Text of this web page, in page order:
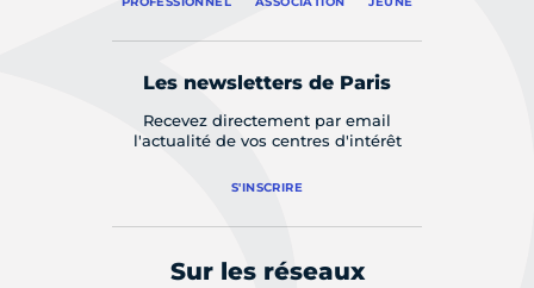
Les newsletters de Paris
Recevez directement par email
l'actualité de vos centres d'intérêt
S'INSCRIRE
Sur les réseaux